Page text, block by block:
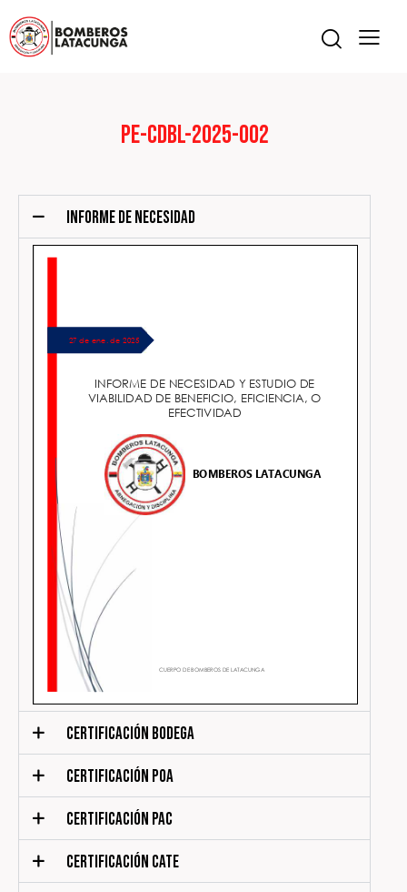
PE-CDBL-2025-002
INFORME DE NECESIDAD
CERTIFICACIÓN BODEGA
CERTIFICACIÓN POA
CERTIFICACIÓN PAC
CERTIFICACIÓN CATE